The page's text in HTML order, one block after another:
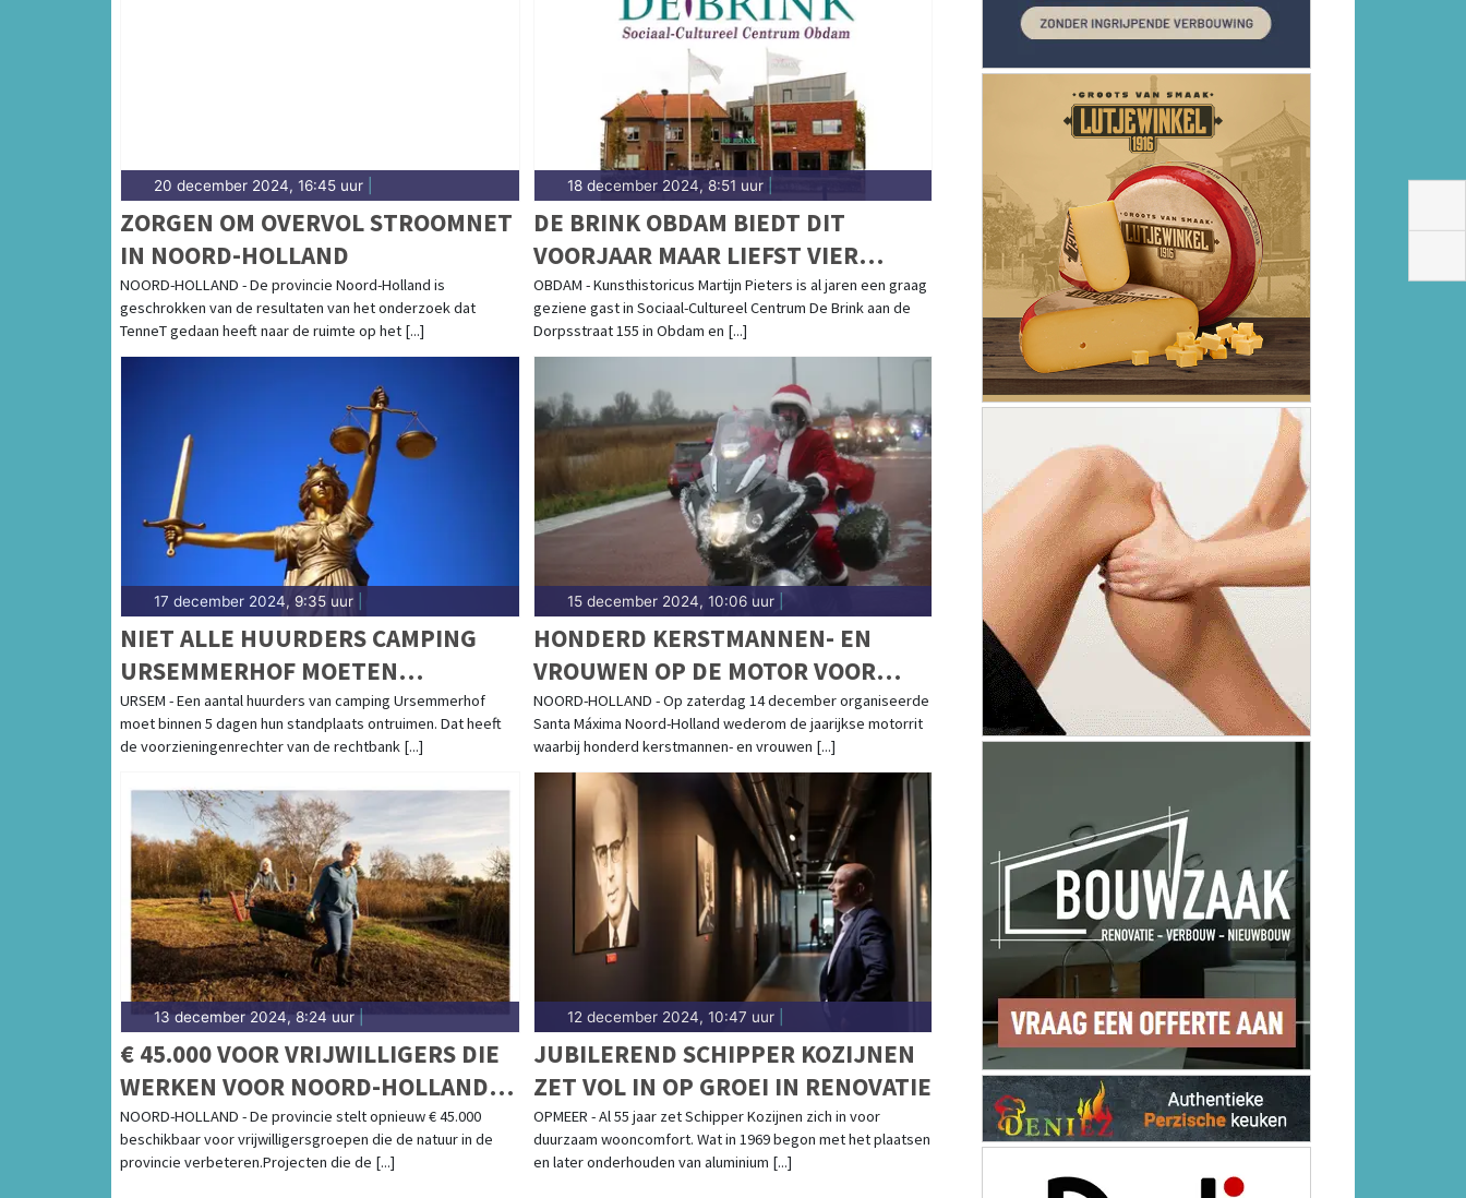
20 december 2024, 16:45 uur
ZORGEN OM OVERVOL STROOMNET
IN NOORD-HOLLAND
NOORD-HOLLAND - De provincie Noord-Holland is
geschrokken van de resultaten van het onderzoek dat
TenneT gedaan heeft naar de ruimte op het [...]
18 december 2024, 8:51 uur|
DE BRINK OBDAM BIEDT DIT
VOORJAAR MAAR LIEFST VIER
BOEIENDE KUNSTLEZINGEN!
OBDAM - Kunsthistoricus Martijn Pieters is al jaren een graag
geziene gast in Sociaal-Cultureel Centrum De Brink aan de
Dorpsstraat 155 in Obdam en [...]
17 december 2024, 9:35 uur
NIET ALLE HUURDERS CAMPING
URSEMMERHOF MOETEN
STANDPLAATS ONTRUIMEN
URSEM - Een aantal huurders van camping Ursemmerhof
moet binnen 5 dagen hun standplaats ontruimen. Dat heeft
de voorzieningenrechter van de rechtbank [...]
15 december 2024, 10:06 uur|
HONDERD KERSTMANNEN- EN
VROUWEN OP DE MOTOR VOOR
SANTA MÁXIMA
NOORD-HOLLAND - Op zaterdag 14 december organiseerde
Santa Máxima Noord-Holland wederom de jaarijkse motorrit
waarbij honderd kerstmannen- en vrouwen [...]
13 december 2024, 8:24 uur|
€ 45.000 VOOR VRIJWILLIGERS DIE
WERKEN VOOR NOORD-HOLLANDSE
NATUUR
NOORD-HOLLAND - De provincie stelt opnieuw € 45.000
beschikbaar voor vrijwilligersgroepen die de natuur in de
provincie verbeteren.Projecten die de [...]
12 december 2024, 10:47 uur|
JUBILEREND SCHIPPER KOZIJNEN
ZET VOL IN OP GROEI IN RENOVATIE
OPMEER - Al 55 jaar zet Schipper Kozijnen zich in voor
duurzaam wooncomfort. Wat in 1969 begon met het plaatsen
en later onderhouden van aluminium [...]